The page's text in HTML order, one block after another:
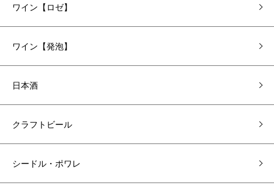
ワイン【ロゼ】
ワイン【発泡】
日本酒
クラフトビール
シードル・ポワレ